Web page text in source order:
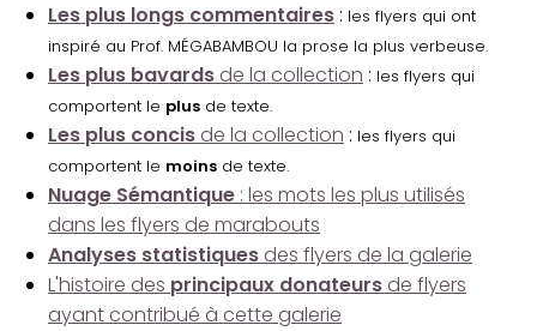
Les plus longs commentaires : les flyers qui ont
inspiré au Prof. MÉGABAMBOU la prose la plus verbeuse.
Les plus bavards de la collection : les flyers qui
comportent le plus de texte.
Les plus concis de la collection : les flyers qui
comportent le moins de texte.
Nuage Sémantique : les mots les plus utilisés
dans les flyers de marabouts
Analyses statistiques des flyers de la galerie
L'histoire des principaux donateurs de flyers
ayant contribué à cette galerie